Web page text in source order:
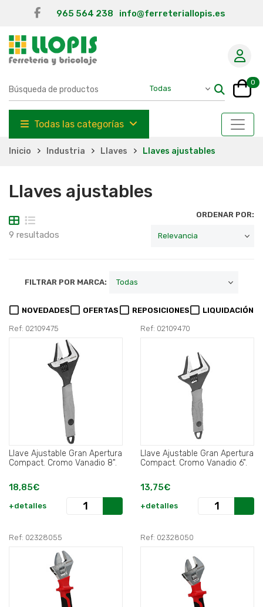
965 564 238 info@ferreteriallopis.es
0
Todas las categorías
Inicio Industria Llaves Llaves ajustables
Llaves ajustables
9 resultados
ORDENAR POR:
FILTRAR POR MARCA:
NOVEDADES OFERTAS REPOSICIONES LIQUIDACIÓN
Ref: 02109475
Llave Ajustable Gran Apertura
Compact. Cromo Vanadio 8".
18,85€
+detalles
Ref: 02109470
Llave Ajustable Gran Apertura
Compact. Cromo Vanadio 6".
13,75€
+detalles
Ref: 02328055 Ref: 02328050